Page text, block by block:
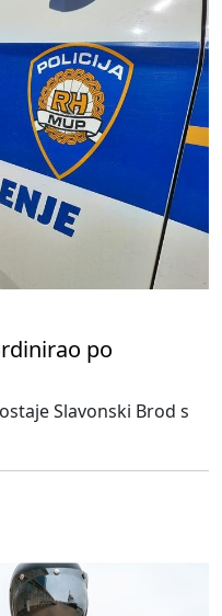
po
Slavonski Brod s